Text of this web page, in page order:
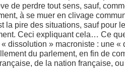
de perdre tout sens, sauf,
à se muer en clivage
la pire des situations, sauf pour
Ceci expliquant cela… Ce
dissolution » macroniste : une «
du parlement, en fin de
de la nation française,